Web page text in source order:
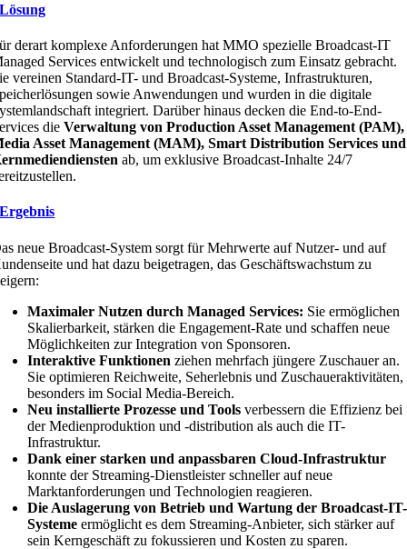
Lösung
derart komplexe Anforderungen hat MMO spezielle Broadcast-IT
Services entwickelt und technologisch zum Einsatz gebracht.
vereinen Standard-IT- und Broadcast-Systeme, Infrastrukturen,
sowie Anwendungen und wurden in die digitale
integriert. Darüber hinaus decken die End-to-End-
dieVerwaltung von Production Asset Management (PAM),
Asset Management (MAM), Smart Distribution Services und
ab, um exklusive Broadcast-Inhalte 24/7
Ergebnis
neue Broadcast-System sorgt für Mehrwerte auf Nutzer- und auf
und hat dazu beigetragen, das Geschäftswachstum zu
Maximaler Nutzen durch Managed Services: Sie ermöglichen
Skalierbarkeit, stärken die Engagement-Rate und schaffen neue
Möglichkeiten zur Integration von Sponsoren.
Interaktive Funktionen ziehen mehrfach jüngere Zuschauer an.
Sie optimieren Reichweite, Seherlebnis und Zuschaueraktivitäten,
besonders im Social Media-Bereich.
Neu installierte Prozesse und Tools verbessern die Effizienz bei
der Medienproduktion und -distribution als auch die IT-
Infrastruktur.
Dank einer starken und anpassbaren Cloud-Infrastruktur
konnte der Streaming-Dienstleister schneller auf neue
Marktanforderungen und Technologien reagieren.
Die Auslagerung von Betrieb und Wartung der Broadcast-IT-
Systeme ermöglicht es dem Streaming-Anbieter, sich stärker auf
sein Kerngeschäft zu fokussieren und Kosten zu sparen.